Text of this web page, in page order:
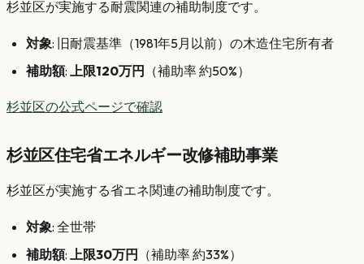
杉並区が実施する耐震関連の補助制度です。
対象: 旧耐震基準（1981年5月以前）の木造住宅所有者
補助額: 上限120万円 （補助率 約50%）
杉並区の公式ページで確認
杉並区住宅省エネルギー改修補助事業
杉並区が実施する省エネ関連の補助制度です。
対象: 全世帯
補助額: 上限30万円 （補助率 約33%）